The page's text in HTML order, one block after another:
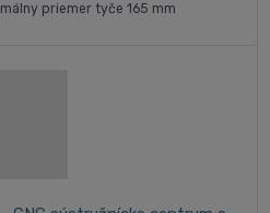
priemer tyče 165 mm